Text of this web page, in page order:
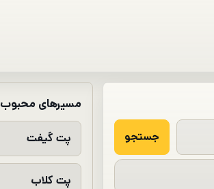
مسیرهای محبوب
پت گیفت
پت کلاب